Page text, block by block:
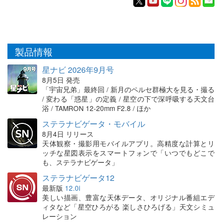
製品情報
星ナビ 2026年9月号
8月5日 発売
「宇宙兄弟」最終回 / 新月のペルセ群極大を見る・撮る
/ 変わる「惑星」の定義 / 星空の下で深呼吸する天文台
浴 / TAMRON 12-20mm F2.8 / ほか
ステラナビゲータ・モバイル
8月4日 リリース
天体観察・撮影用モバイルアプリ。高精度な計算とリ
ッチな星図表示をスマートフォンで「いつでもどこで
も、ステラナビゲータ」
ステラナビゲータ12
最新版 12.0i
美しい描画、豊富な天体データ、オリジナル番組エデ
ィタなど「星空ひろがる 楽しさひろげる」天文シミュ
レーション